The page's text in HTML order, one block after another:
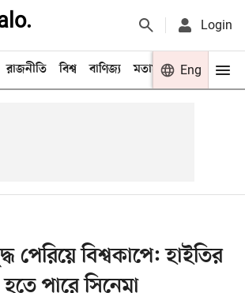
Login
রাজনীতি বিশ্ব বাণিজ্য মতামত খেলা
Eng
পেরিয়ে বিশ্বকাপে: হাইতির
পারে সিনেমা